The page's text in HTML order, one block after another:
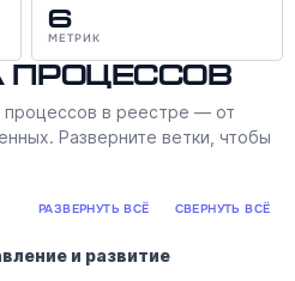
6
МЕТРИК
процессов
процессов в реестре — от
Разверните ветки, чтобы
РАЗВЕРНУТЬ ВСЁ СВЕРНУТЬ ВСЁ
и развитие